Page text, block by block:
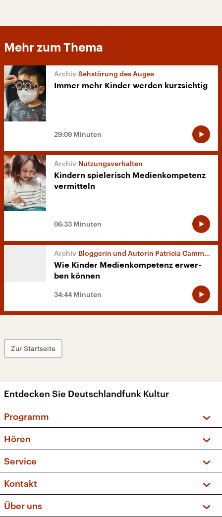
Mehr zum Thema
Sehstörung des Auges
Immer mehr Kinder werden kurzsichtig
29:09 Minuten
Nutzungsverhalten
Kindern spielerisch Medienkompetenz
vermitteln
06:33 Minuten
Bloggerin und Autorin Patricia Cammarata
Wie Kinder Medienkompetenz er­wer­
ben können
34:44 Minuten
Zur Startseite
Entdecken Sie Deutschlandfunk Kultur
Programm
Sendungen und Podcasts
Musikliste
Kakadu – Das Kinderprogramm
Hören
Frequenzen (UKW + DAB+)
Service
FAQ
Apps
Newsletter
Kontakt
Über uns